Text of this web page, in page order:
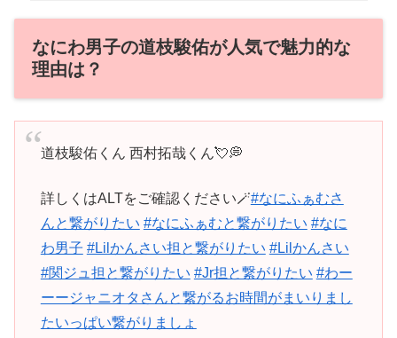
なにわ男子の道枝駿佑が人気で魅力的な
理由は？
道枝駿佑くん 西村拓哉くん💘💭
詳しくはALTをご確認ください🪄#なにふぁむさ
んと繋がりたい #なにふぁむと繋がりたい #なに
わ男子 #Lilかんさい担と繋がりたい #Lilかんさい
#関ジュ担と繋がりたい #Jr担と繋がりたい #わー
ーージャニオタさんと繋がるお時間がまいりまし
たいっぱい繋がりましょ